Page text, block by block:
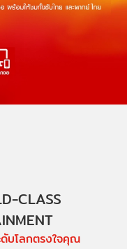
CLASS
บโลกตรงใจคุณ